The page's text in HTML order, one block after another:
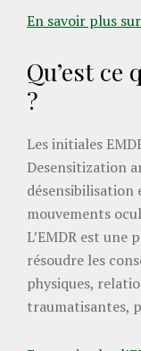
En savoir plus
Qu’est ce
?
Les initiales
Desensitization
mouvements
L’EMDR est une
résoudre les
physiques,
traumatisantes,